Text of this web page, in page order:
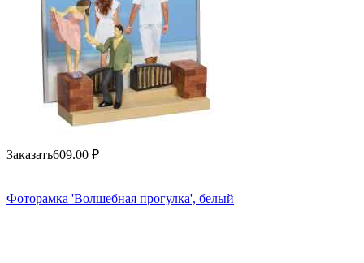
Заказать609.00 ₽
Фоторамка 'Волшебная прогулка', белый